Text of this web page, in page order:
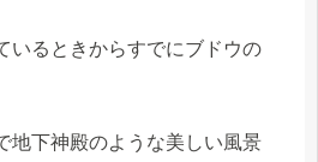
いるときからすでにブドウの
地下神殿のような美しい風景